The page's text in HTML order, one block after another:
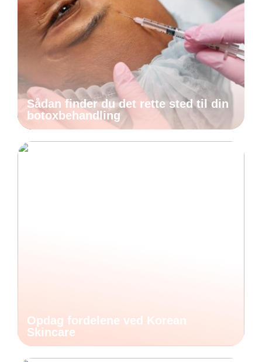
Sådan finder du det rette sted til din
botoxbehandling
Opdag fordelene ved Korean
Skincare